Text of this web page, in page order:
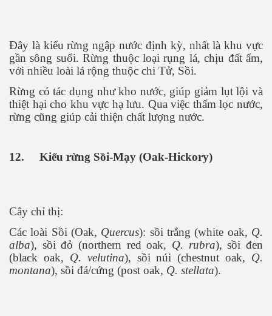
Đây là kiểu rừng ngập nước định kỳ, nhất là khu vực
gần sông suối. Rừng thuộc loại rụng lá, chịu đất ẩm,
với nhiều loài lá rộng thuộc chi Tử, Sồi.
Rừng có tác dụng như kho nước, giúp giảm lụt lội và
thiệt hại cho khu vực hạ lưu. Qua việc thấm lọc nước,
rừng cũng giúp cải thiện chất lượng nước.
12. Kiểu rừng Sồi-Mạy (Oak-Hickory)
Cây chỉ thị:
Các loài Sồi (Oak, Quercus): sồi trắng (white oak, Q.
alba), sồi đỏ (northern red oak, Q. rubra), sồi đen
(black oak, Q. velutina), sồi núi (chestnut oak, Q.
montana), sồi đá/cứng (post oak, Q. stellata).